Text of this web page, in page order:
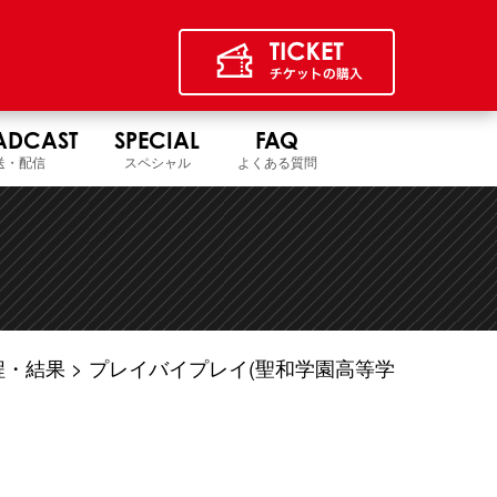
・配信
SPECIAL
スペシャル
FAQ
よくある質問
・結果
プレイバイプレイ(聖和学園高等学